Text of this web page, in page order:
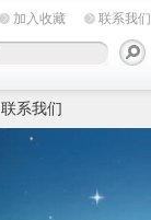
加入收藏 联系我们
联系我们